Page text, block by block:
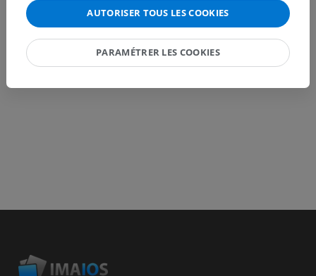
AUTORISER TOUS LES COOKIES
PARAMÉTRER LES COOKIES